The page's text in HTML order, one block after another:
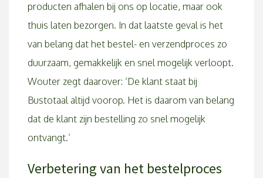
producten afhalen bij ons op locatie, maar ook
thuis laten bezorgen. In dat laatste geval is het
van belang dat het bestel- en verzendproces zo
duurzaam, gemakkelijk en snel mogelijk verloopt.
Wouter zegt daarover: ‘De klant staat bij
Bustotaal altijd voorop. Het is daarom van belang
dat de klant zijn bestelling zo snel mogelijk
ontvangt.’
Verbetering van het bestelproces